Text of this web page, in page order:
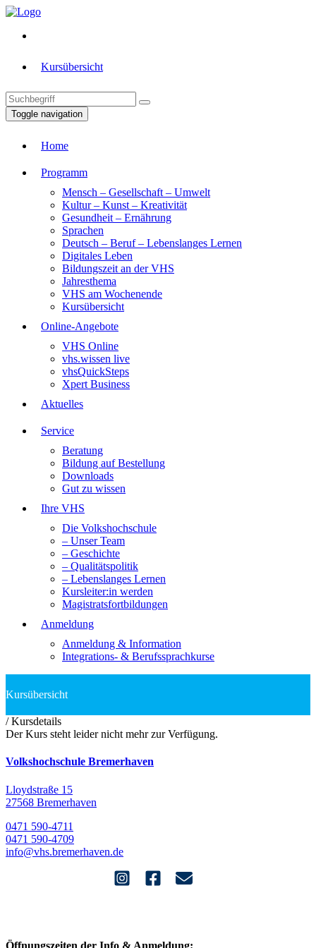
Kursübersicht
Toggle navigation
Home
Programm
Mensch – Gesellschaft – Umwelt
Kultur – Kunst – Kreativität
Gesundheit – Ernährung
Sprachen
Deutsch – Beruf – Lebenslanges Lernen
Digitales Leben
Bildungszeit an der VHS
Jahresthema
VHS am Wochenende
Kursübersicht
Online-Angebote
VHS Online
vhs.wissen live
vhsQuickSteps
Xpert Business
Aktuelles
Service
Beratung
Bildung auf Bestellung
Downloads
Gut zu wissen
Ihre VHS
Die Volkshochschule
– Unser Team
– Geschichte
– Qualitätspolitik
– Lebenslanges Lernen
Kursleiter:in werden
Magistratsfortbildungen
Anmeldung
Anmeldung & Information
Integrations- & Berufssprachkurse
/Kursdetails
Der Kurs steht leider nicht mehr zur Verfügung.
Volkshochschule Bremerhaven
Lloydstraße 15
27568 Bremerhaven
0471 590-4711
0471 590-4709
info@vhs.bremerhaven.de
Öffnungszeiten der Info & Anmeldung: